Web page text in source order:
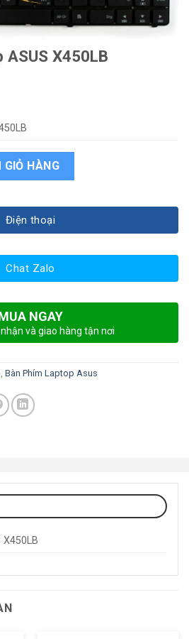
X450LB
quantity
GIỎ HÀNG
Điện thoại
Chat Zalo
NGAY
và giao hàng tận nơi
, Bàn Phím Laptop Asus